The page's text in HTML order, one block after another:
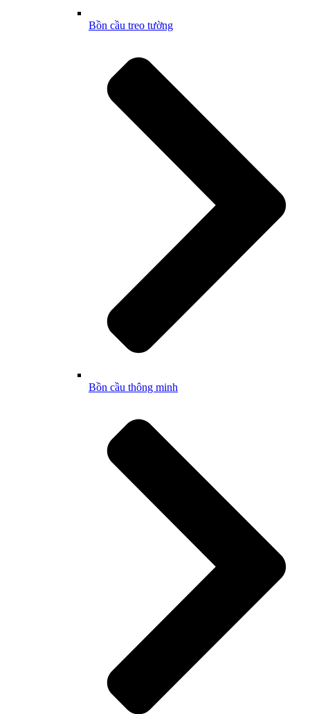
Bồn cầu treo tường
Bồn cầu thông minh